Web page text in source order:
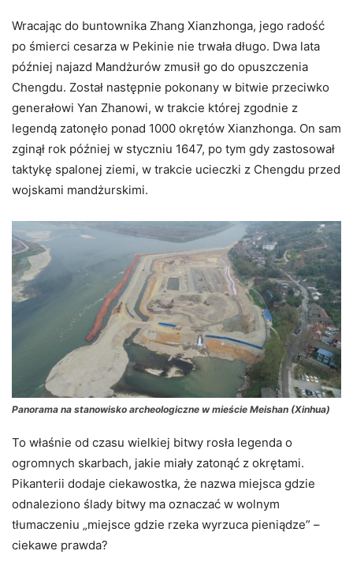
Wracając do buntownika Zhang Xianzhonga, jego radość
po śmierci cesarza w Pekinie nie trwała długo. Dwa lata
później najazd Mandżurów zmusił go do opuszczenia
Chengdu. Został następnie pokonany w bitwie przeciwko
generałowi Yan Zhanowi, w trakcie której zgodnie z
legendą zatonęło ponad 1000 okrętów Xianzhonga. On sam
zginął rok później w styczniu 1647, po tym gdy zastosował
taktykę spalonej ziemi, w trakcie ucieczki z Chengdu przed
wojskami mandżurskimi.
Panorama na stanowisko archeologiczne w mieście Meishan (Xinhua)
To właśnie od czasu wielkiej bitwy rosła legenda o
ogromnych skarbach, jakie miały zatonąć z okrętami.
Pikanterii dodaje ciekawostka, że nazwa miejsca gdzie
odnaleziono ślady bitwy ma oznaczać w wolnym
tłumaczeniu „miejsce gdzie rzeka wyrzuca pieniądze” –
ciekawe prawda?